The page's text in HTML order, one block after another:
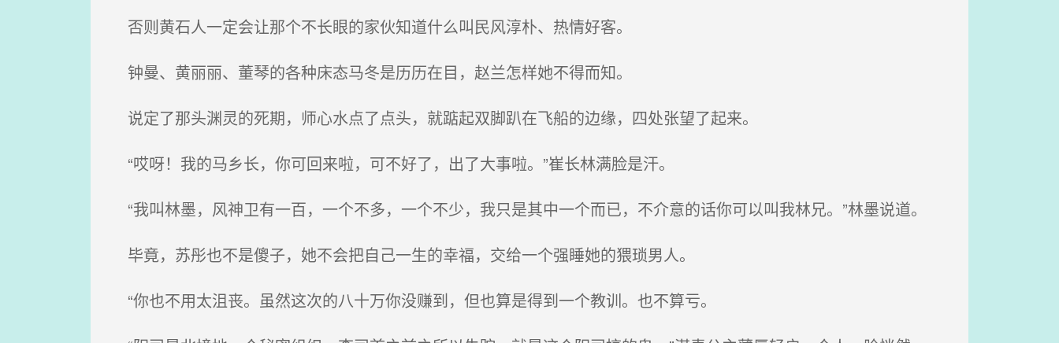
否则黄石人一定会让那个不长眼的家伙知道什么叫民风淳朴、热情好客。
钟曼、黄丽丽、董琴的各种床态马冬是历历在目，赵兰怎样她不得而知。
说定了那头渊灵的死期，师心水点了点头，就踮起双脚趴在飞船的边缘，四处张望了起来。
“哎呀！我的马乡长，你可回来啦，可不好了，出了大事啦。”崔长林满脸是汗。
“我叫林墨，风神卫有一百，一个不多，一个不少，我只是其中一个而已，不介意的话你可以叫我林兄。”林墨说道。
毕竟，苏彤也不是傻子，她不会把自己一生的幸福，交给一个强睡她的猥琐男人。
“你也不用太沮丧。虽然这次的八十万你没赚到，但也算是得到一个教训。也不算亏。